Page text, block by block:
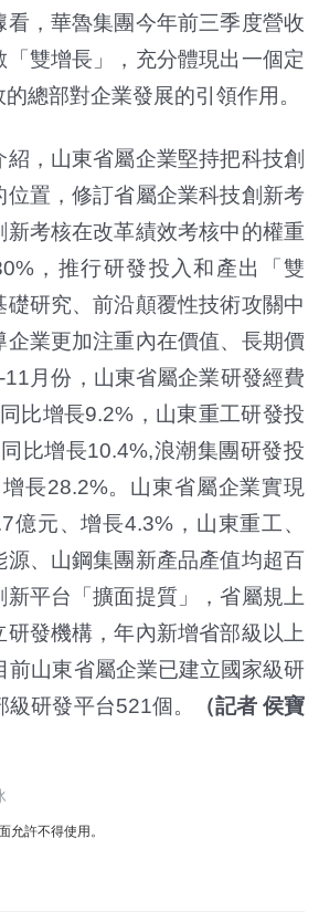
看，華魯集團今年前三季度營收
雙增長」，充分體現出一個定
總部對企業發展的引領作用。
，山東省屬企業堅持把科技創
位置，修訂省屬企業科技創新考
新考核在改革績效考核中的權重
，推行研發投入和產出「雙
研究、前沿顛覆性技術攻關中
企業更加注重內在價值、長期價
月份，山東省屬企業研發經費
比增長9.2%，山東重工研發投
比增長10.4%,浪潮集團研發投
長28.2%。山東省屬企業實現
億元、增長4.3%，山東重工、
源、山鋼集團新產品產值均超百
平台「擴面提質」，省屬規上
研發機構，年內新增省部級以上
前山東省屬企業已建立國家級研
研發平台521個。
（記者 侯寶
允許不得使用。